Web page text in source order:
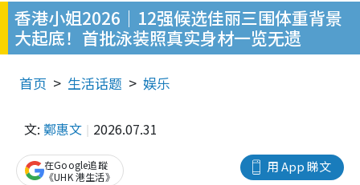
香港小姐2026｜12强候选佳丽三围体重背景
大起底！首批泳装照真实身材一览无遗
首页 生活话题 娱乐
文: 鄭惠文 2026.07.31
用 App 睇文
在Google追蹤
《UHK 港生活》